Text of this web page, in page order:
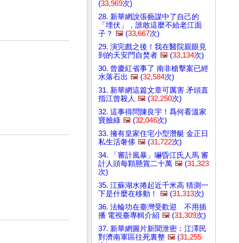
(33,969次)
28. 新華網說張藝謀中了自己的
「埋伏」，誰敢這麼不給老江面
子？ 🖼️ (33,667次)
29. 演完戲之後！我在醫院親眼見
到的天安門自焚者 🖼️ (33,134次)
30. 曾慶紅省事了 南非槍擊案已經
水落石出 🖼️ (32,584次)
31. 新華網這篇文章可厲害 矛頭直
指江曾殺人 🖼️ (32,250次)
32. 這事得問陳良宇！爲何看溫家
寶臉綠 🖼️ (32,046次)
33. 擁有皇家住宅小型潛艇 金正日
私生活奢侈 🖼️ (31,722次)
34. 「審計風暴」嚇昏江氏人馬 審
計人頭每顆懸賞二十萬 🖼️ (31,323
次)
35. 江蘇湖水捲起近千米高 猜測一
下是什麼在移動！
🖼️ (31,313次)
36. 法輪功在臺灣受歡迎 不用插
播 電視臺專輯介紹 🖼️ (31,309次)
37. 新華網圖片新聞泄密：江澤民
對濟南軍區往死裏整 🖼️ (31,255